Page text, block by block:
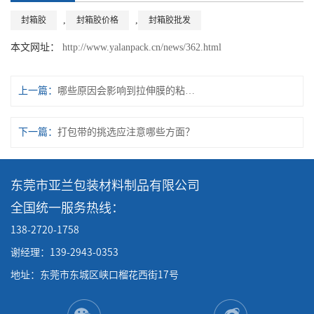
封箱胶 , 封箱胶价格 , 封箱胶批发
本文网址： http://www.yalanpack.cn/news/362.html
上一篇： 哪些原因会影响到拉伸膜的粘度？
下一篇： 打包带的挑选应注意哪些方面？
东莞市亚兰包装材料制品有限公司
全国统一服务热线：
138-2720-1758
谢经理：139-2943-0353
地址：东莞市东城区峡口榴花西街17号